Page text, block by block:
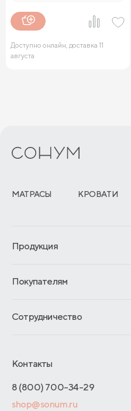
Доступно онлайн, доставка 11
августа
МАТРАСЫ КРОВАТИ
Продукция
Гарантии
Отзывы покупателей
Покупателям
Обмен и возврат
Как оформить заказ
Адреса магазинов
Договор-оферты
Сотрудничество
Отельерам
Оптовые продажи
Контакты
8 (800) 700-34-29
shop@sonum.ru